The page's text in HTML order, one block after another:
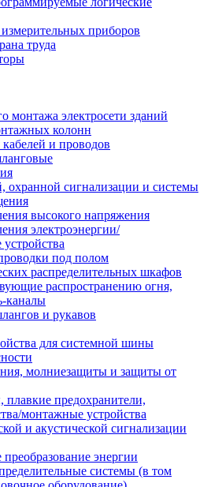
приборов
труда
монтажа электросети зданий
колонн
и проводов
сигнализации и системы
высокого напряжения
электроэнергии/
под полом
распределительных шкафов
распространению огня,
каналы
и рукавов
для системной шины
молниезащиты и защиты от
плавкие предохранители,
монтажные устройства
и акустической сигнализации
энергии
системы (в том